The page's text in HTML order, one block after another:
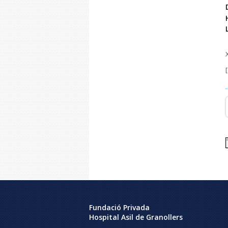
[
Fundació Privada
Hospital Asil de Granollers